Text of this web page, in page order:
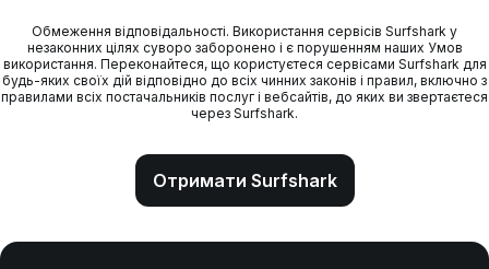
Обмеження відповідальності. Використання сервісів Surfshark у
незаконних цілях суворо заборонено і є порушенням наших Умов
використання. Переконайтеся, що користуєтеся сервісами Surfshark для
будь-яких своїх дій відповідно до всіх чинних законів і правил, включно з
правилами всіх постачальників послуг і вебсайтів, до яких ви звертаєтеся
через Surfshark.
Отримати Surfshark